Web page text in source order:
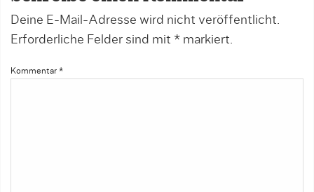
Deine E-Mail-Adresse wird nicht veröffentlicht.
Erforderliche Felder sind mit * markiert.
Kommentar *